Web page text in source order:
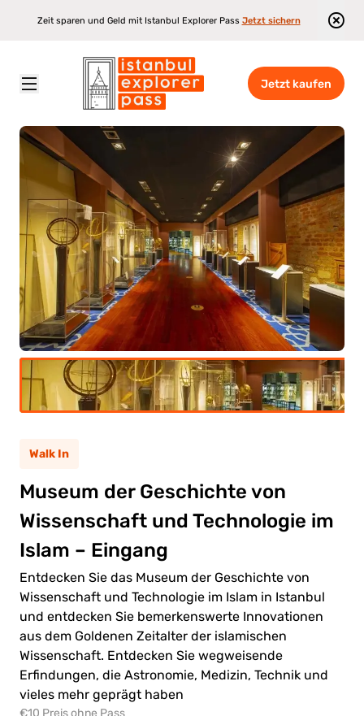
Zeit sparen und Geld mit Istanbul Explorer Pass Jetzt sichern
Jetzt kaufen
Istanbul Explorer Pass \ Attraktionen Museum der Geschichte von Wissenschaft und Technologie im Islam – Eingang
Walk In
Museum der Geschichte von
Wissenschaft und Technologie im
Islam – Eingang
Entdecken Sie das Museum der Geschichte von
Wissenschaft und Technologie im Islam in Istanbul
und entdecken Sie bemerkenswerte Innovationen
aus dem Goldenen Zeitalter der islamischen
Wissenschaft. Entdecken Sie wegweisende
Erfindungen, die Astronomie, Medizin, Technik und
vieles mehr geprägt haben
€10 Preis ohne Pass
(5-11)
0.00€
0.00€